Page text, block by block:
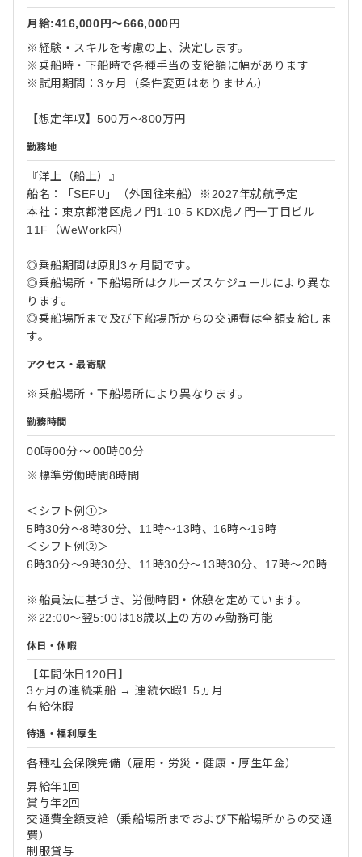
月給:416,000円〜666,000円
※経験・スキルを考慮の上、決定します。
※乗船時・下船時で各種手当の支給額に幅があります
※試用期間：3ヶ月（条件変更はありません）
【想定年収】500万～800万円
勤務地
『洋上（船上）』
船名：「SEFU」（外国往来船）※2027年就航予定
本社：東京都港区虎ノ門1-10-5 KDX虎ノ門一丁目ビル
11F（WeWork内）
◎乗船期間は原則3ヶ月間です。
◎乗船場所・下船場所はクルーズスケジュールにより異な
ります。
◎乗船場所まで及び下船場所からの交通費は全額支給しま
す。
アクセス・最寄駅
※乗船場所・下船場所により異なります。
勤務時間
00時00分〜00時00分
※標準労働時間8時間
＜シフト例①＞
5時30分～8時30分、11時～13時、16時～19時
＜シフト例②＞
6時30分～9時30分、11時30分～13時30分、17時～20時
※船員法に基づき、労働時間・休憩を定めています。
※22:00〜翌5:00は18歳以上の方のみ勤務可能
休日・休暇
【年間休日120日】
3ヶ月の連続乗船 → 連続休暇1.5ヵ月
有給休暇
待遇・福利厚生
各種社会保険完備（雇用・労災・健康・厚生年金）
昇給年1回
賞与年2回
交通費全額支給（乗船場所までおよび下船場所からの交通
費）
制服貸与